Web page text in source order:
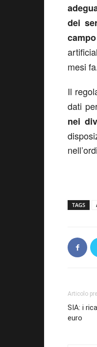
dei
mesi
Il
dati
nei
TAGS
Articolo
SIA: i
euro